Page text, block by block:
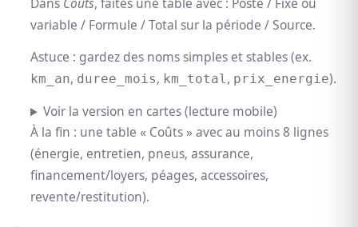
variable / Formule / Total sur la période / Source.
Astuce : gardez des noms simples et stables (ex.
km_an, duree_mois, km_total, prix_energie).
Voir la version en cartes (lecture mobile)
À la fin : une table « Coûts » avec au moins 8 lignes
(énergie, entretien, pneus, assurance,
financement/loyers, péages, accessoires,
revente/restitution).